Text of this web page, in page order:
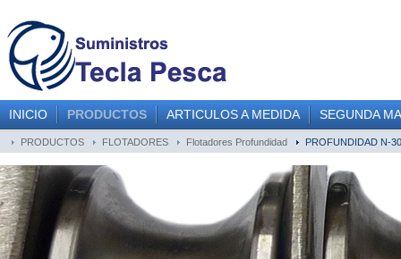
INICIO PRODUCTOS ARTICULOS A MEDIDA SEGUNDA
PRODUCTOS FLOTADORES Flotadores Profundidad PROFUNDIDAD N-30